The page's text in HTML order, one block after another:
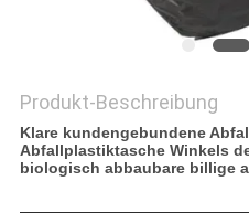
Produkt-Beschreibung
Klare kundengebundene
Abfallplastiktasche Winkels
biologisch abbaubare billige